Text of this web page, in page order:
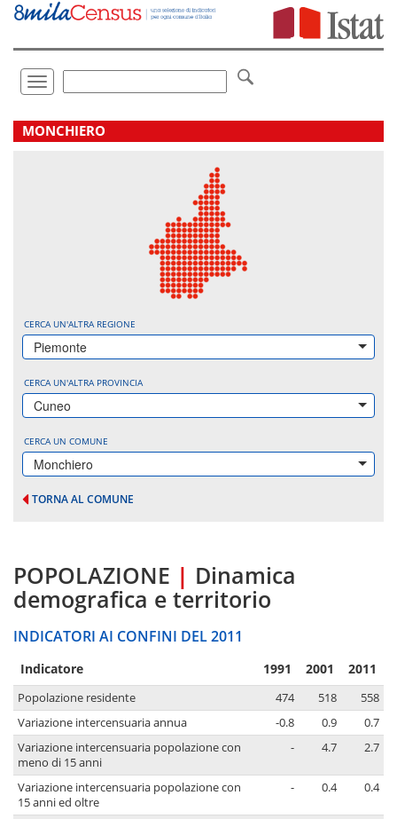
Vai
direttamente
Toggle
navigation
.
MONCHIERO
CERCA UN'ALTRA REGIONE
Piemonte
CERCA UN'ALTRA PROVINCIA
Cuneo
CERCA UN COMUNE
Monchiero
TORNA AL COMUNE
POPOLAZIONE | Dinamica
demografica e territorio
INDICATORI AI CONFINI DEL 2011
Indicatore 1991 2001 2011
Popolazione residente 474 518
558
Variazione intercensuaria annua
-0.8 0.9
0.7
Variazione intercensuaria popolazione con
meno di 15 anni
- 4.7 2.7
Variazione intercensuaria popolazione con
15 anni ed oltre
- 0.4 0.4